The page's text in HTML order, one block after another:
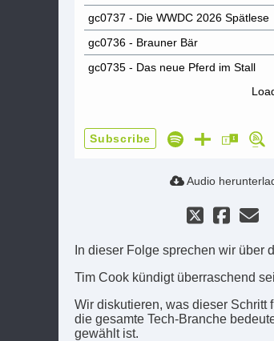
gc0737 - Die WWDC 2026 Spätlese
gc0736 - Brauner Bär
gc0735 - Das neue Pferd im Stall
Subscribe
Audio
In dieser Folge sprechen wir über
Tim Cook kündigt überraschend
Wir diskutieren, was dieser Schritt
die gesamte Tech-Branche
gewählt ist.